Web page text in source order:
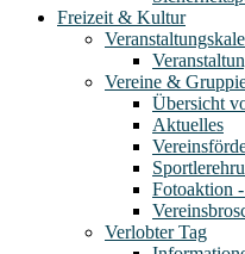
Freizeit & Kultur
Vereine &
Übersicht
Aktuelles
Fotoaktion
Verlobter Tag